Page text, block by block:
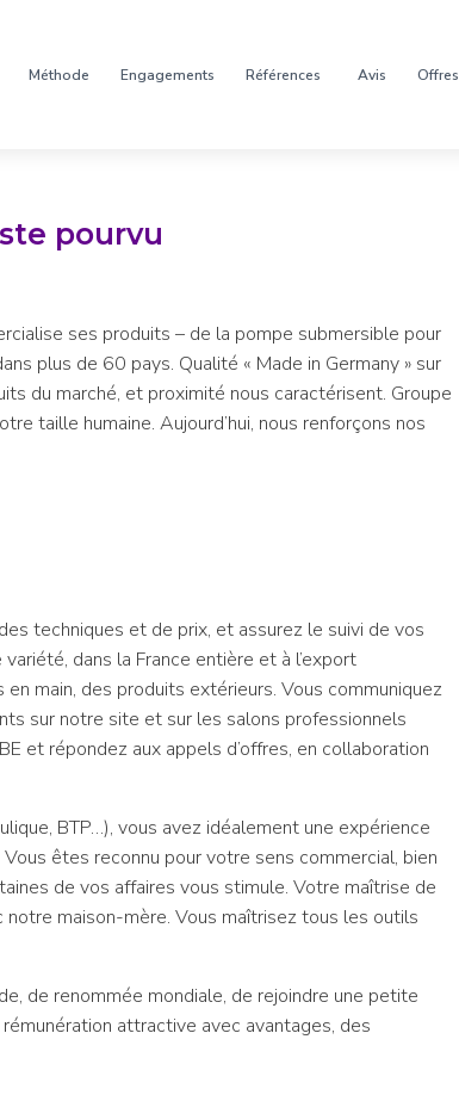
Méthode Engagements Références Avis Offres
pourvu
ses produits – de la pompe submersible pour
plus de 60 pays. Qualité « Made in Germany » sur
du marché, et proximité nous caractérisent. Groupe
taille humaine. Aujourd’hui, nous renforçons nos
techniques et de prix, et assurez le suivi de vos
dans la France entière et à l’export
main, des produits extérieurs. Vous communiquez
sur notre site et sur les salons professionnels
et répondez aux appels d’offres, en collaboration
BTP…), vous avez idéalement une expérience
êtes reconnu pour votre sens commercial, bien
de vos affaires vous stimule. Votre maîtrise de
notre maison-mère. Vous maîtrisez tous les outils
de renommée mondiale, de rejoindre une petite
attractive avec avantages, des